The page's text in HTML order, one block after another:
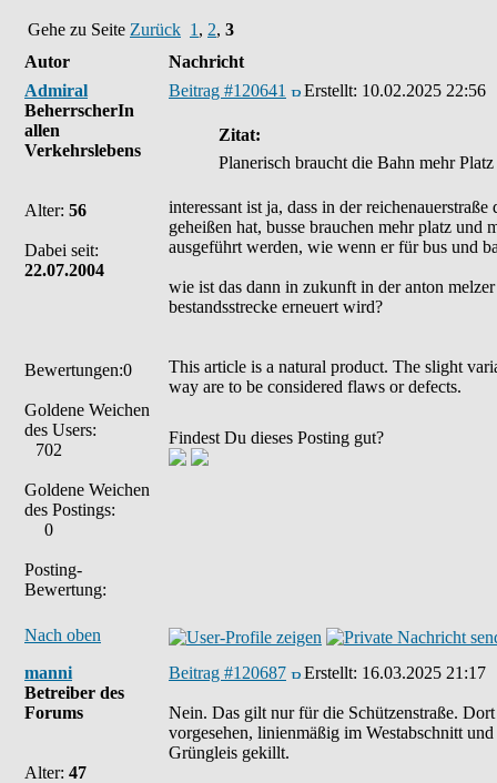
Gehe zu Seite Zurück 1 , 2, 3
Autor
Nachricht
Admiral
BeherrscherIn
allen
Verkehrslebens
Alter: 56
Dabei seit:
22.07.2004
Bewertungen:0
Goldene Weichen
des Users:
702
Goldene Weichen
des Postings:
0
Posting-
Bewertung:
Beitrag #120641 Erstellt: 10.02.2025 22:56
Zitat:
Planerisch braucht die Bahn mehr
interessant ist ja, dass in der
geheißen hat, busse brauchen mehr platz
ausgeführt werden, wie wenn er für bus und
wie ist das dann in zukunft in der anton
bestandsstrecke erneuert wird?
This article is a natural product. The slight
way are to be considered flaws or defects.
Findest Du dieses Posting gut?
Nach oben
manni
Betreiber des
Forums
Alter: 47
Beitrag #120687 Erstellt: 16.03.2025 21:17
Nein. Das gilt nur für die Schützenstraße.
vorgesehen, linienmäßig im Westabschnitt
Grüngleis gekillt.